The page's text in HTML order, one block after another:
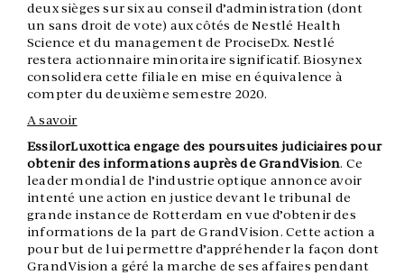
deux sièges sur six au conseil d’administration (dont
un sans droit de vote) aux côtés de Nestlé Health
Science et du management de ProciseDx. Nestlé
restera actionnaire minoritaire significatif. Biosynex
consolidera cette filiale en mise en équivalence à
compter du deuxième semestre 2020.
A savoir
EssilorLuxottica engage des poursuites judiciaires pour
obtenir des informations auprès de GrandVision. Ce
leader mondial de l’industrie optique annonce avoir
intenté une action en justice devant le tribunal de
grande instance de Rotterdam en vue d’obtenir des
informations de la part de GrandVision. Cette action a
pour but de lui permettre d’appréhender la façon dont
GrandVision a géré la marche de ses affaires pendant